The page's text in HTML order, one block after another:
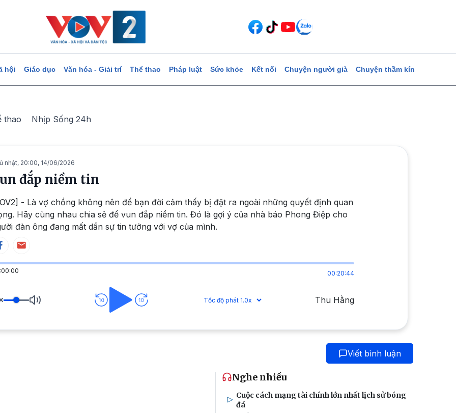
hội Giáo dục Văn hóa - Giải trí Thể thao Pháp luật Sức khỏe Kết nối Chuyện người già Chuyện thầm kín
thao Nhịp Sống 24h
nhật, 20:00, 14/06/2026
đắp niềm tin
- Là vợ chồng không nên để bạn đời cảm thấy bị đặt ra ngoài những quyết định quan
Hãy cùng nhau chia sẻ để vun đắp niềm tin. Đó là gợi ý của nhà báo Phong Điệp cho
đàn ông đang mất dần sự tin tưởng với vợ của mình.
00:20:44
Thu Hằng
Viết bình luận
Nghe nhiều
Cuộc cách mạng tài chính lớn nhất lịch sử bóng
đá